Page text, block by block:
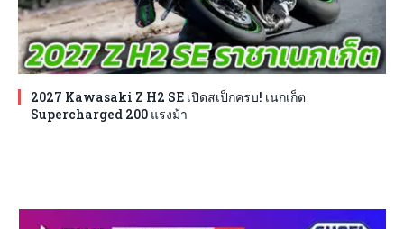
2027 Kawasaki Z H2 SE เปิดสเป็กครบ! เนกเก็ต
Supercharged 200 แรงม้า